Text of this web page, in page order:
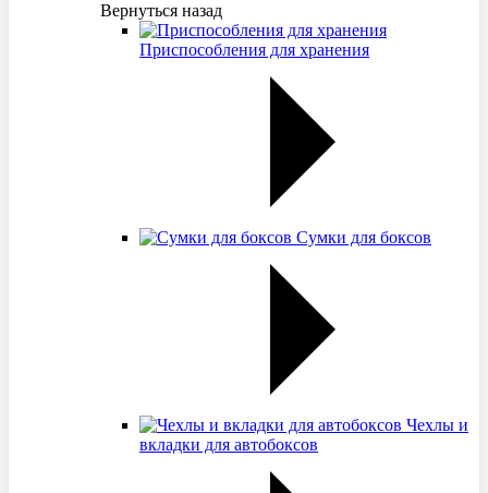
Вернуться назад
Приспособления для хранения
Сумки для боксов
Чехлы и
вкладки для автобоксов